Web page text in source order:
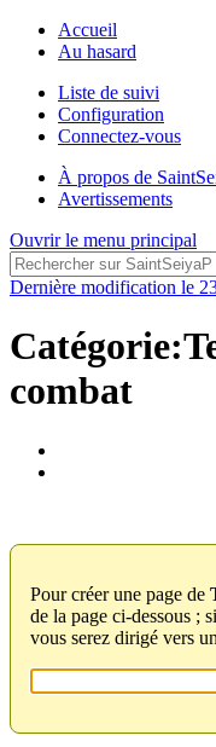
Accueil
Au hasard
Liste de suivi
Configuration
Connectez-vous
À propos de
Avertissements
Ouvrir le menu principal
Dernière modification le
combat
Pour créer une page de
de la page ci-dessous ;
vous serez dirigé vers